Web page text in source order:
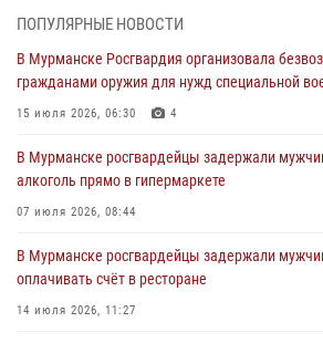
Сотрудники Росгвардии провели инструктаж
антитеррористической защищенности для
31 июля 2026, 08:48 3
Сотрудники Росгвардии задержали мужчину,
30 июля 2026, 14:09
В Управлении Росгвардии по Мурманской
ПОПУЛЯРНЫЕ НОВОСТИ
В Мурманске Росгвардия организовала
гражданами оружия для нужд специальной
15 июля 2026, 06:30 4
В Мурманске росгвардейцы задержали
алкоголь прямо в гипермаркете
07 июля 2026, 08:44
В Мурманске росгвардейцы задержали
оплачивать счёт в ресторане
14 июля 2026, 11:27